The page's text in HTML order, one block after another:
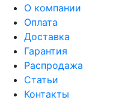
О компании
Оплата
Доставка
Гарантия
Распродажа
Статьи
Контакты